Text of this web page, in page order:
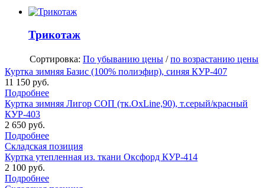
Трикотаж
Сортировка: По убыванию цены /по возрастанию цены
Куртка зимняя Базис (100% полиэфир), синяя КУР-407
11 150 руб.
Подробнее
Куртка зимняя Лигор СОП (тк.OxLine,90), т.серый/красный
КУР-403
2 650 руб.
Подробнее
Складская позиция
Куртка утепленная из. ткани Оксфорд КУР-414
2 100 руб.
Подробнее